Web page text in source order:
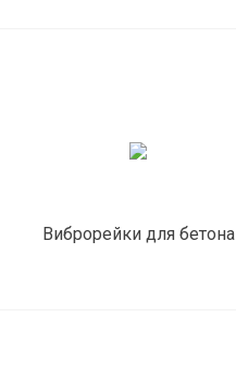
Виброрейки для бетона